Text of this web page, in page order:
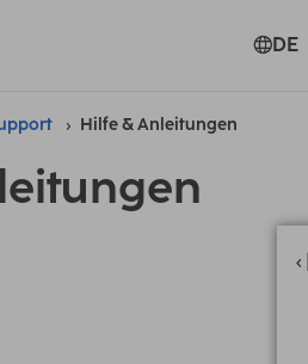
DE
Hilfe & Anleitungen